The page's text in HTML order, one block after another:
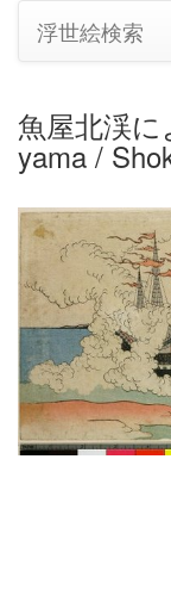
浮世絵検索
魚屋北渓
yama /